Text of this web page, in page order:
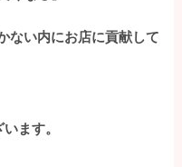
ない内にお店に貢献して
ます。